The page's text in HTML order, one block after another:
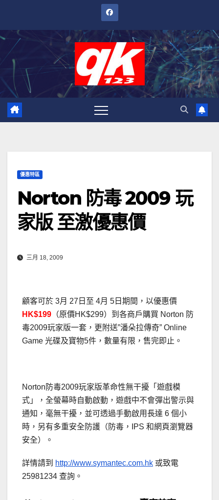
內
優惠特區
Norton 防毒 2009 玩
家版 至激優惠價
三月 18, 2009
顧客可於 3月 27日至 4月 5日期間，以優惠價
HK$199 （原價HK$299）到各商戶購買 Norton 防
毒2009玩家版一套，更附送”潘朵拉傳奇” Online
Game 光碟及寶物5件，數量有限，售完即止。
Norton防毒2009玩家版革命性無干擾「遊戲模
式」，全螢幕時自動啟動，遊戲中不會彈出警示與
通知，毫無干擾，並可透過手動啟用長達 6 個小
時，另有多重安全防護（防毒，IPS 和網頁瀏覽器
安全）。
詳情請到 http://www.symantec.com.hk 或致電
25981234 查詢。